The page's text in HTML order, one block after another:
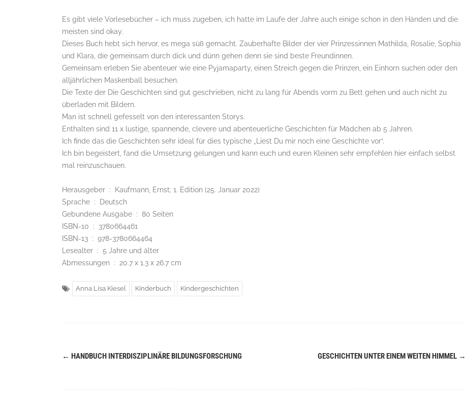
Es gibt viele Vorlesebücher – ich muss zugeben, ich hatte im Laufe der Jahre auch einige schon in den Händen und die
meisten sind okay.
Dieses Buch hebt sich hervor, es mega süß gemacht. Zauberhafte Bilder der vier Prinzessinnen Mathilda, Rosalie, Sophia
und Klara, die gemeinsam durch dick und dünn gehen denn sie sind beste Freundinnen.
Gemeinsam erleben Sie abenteuer wie eine Pyjamaparty, einen Streich gegen die Prinzen, ein Einhorn suchen oder den
alljährlichen Maskenball besuchen.
Die Texte der Die Geschichten sind gut geschrieben, nicht zu lang für Abends vorm zu Bett gehen und auch nicht zu
überladen mit Bildern.
Man ist schnell gefesselt von den interessanten Storys.
Enthalten sind 11 x lustige, spannende, clevere und abenteuerliche Geschichten für Mädchen ab 5 Jahren.
Ich finde das die Geschichten sehr ideal für dies typische „Liest Du mir noch eine Geschichte vor“.
Ich bin begeistert, fand die Umsetzung gelungen und kann euch und euren Kleinen sehr empfehlen hier einfach selbst
mal reinzuschauen.
Herausgeber ‏ : ‎ Kaufmann, Ernst; 1. Edition (25. Januar 2022)
Sprache ‏ : ‎ Deutsch
Gebundene Ausgabe ‏ : ‎ 80 Seiten
ISBN-10 ‏ : ‎ 3780664461
ISBN-13 ‏ : ‎ 978-3780664464
Lesealter ‏ : ‎ 5 Jahre und älter
Abmessungen ‏ : ‎ 20.7 x 1.3 x 26.7 cm
Anna Lisa Kiesel Kinderbuch Kindergeschichten
← HANDBUCH INTERDISZIPLINÄRE BILDUNGSFORSCHUNG GESCHICHTEN UNTER EINEM WEITEN HIMMEL →